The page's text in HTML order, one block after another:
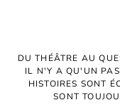
DU THÉÂTRE AU
IL N'Y A QU'UN
HISTOIRES SONT
SONT